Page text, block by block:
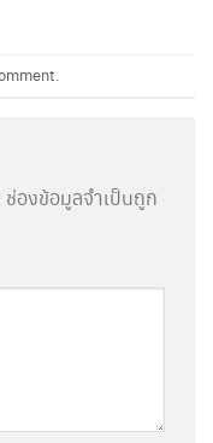
.
ช่องข้อมูลจำเป็นถูก